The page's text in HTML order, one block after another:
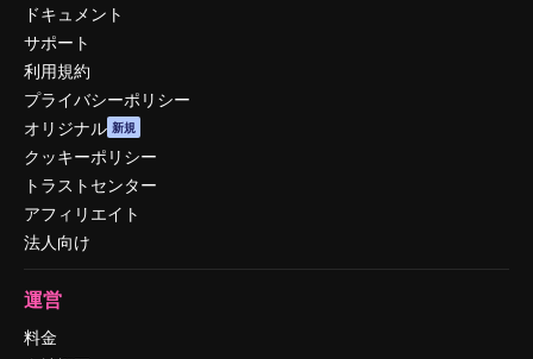
ドキュメント
サポート
利用規約
プライバシーポリシー
オリジナル 新規
クッキーポリシー
トラストセンター
アフィリエイト
法人向け
運営
料金